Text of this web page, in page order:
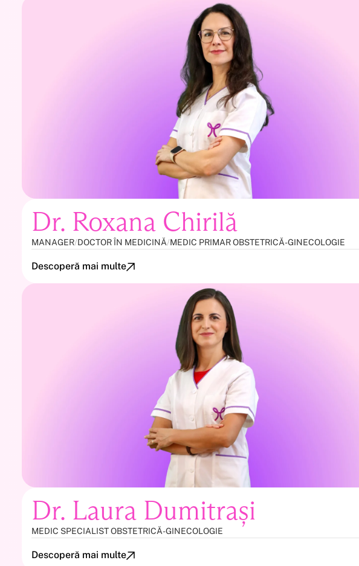
Dr. Roxana Chirilă
MANAGER/DOCTOR ÎN MEDICINĂ/MEDIC PRIMAR OBSTETRICĂ-GINECOLOGIE
Descoperă mai multe
Dr. Laura Dumitrași
MEDIC SPECIALIST OBSTETRICĂ-GINECOLOGIE
Descoperă mai multe